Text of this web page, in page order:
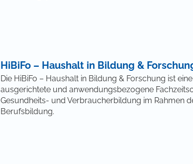
HiBiFo – Haushalt in Bildung &
Die HiBiFo – Haushalt in Bildung & Forschung ist
ausgerichtete und anwendungsbezogene
Gesundheits- und Verbraucherbildung im Rahmen
Berufsbildung.